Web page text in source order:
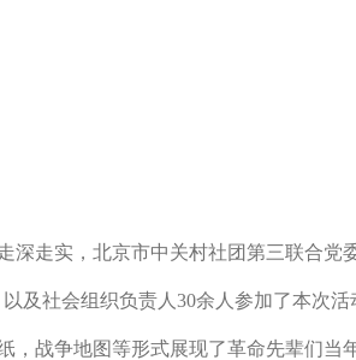
深走实，北京市中关村社团第三联合党
及社会组织负责人 30余人 参加了本次活
，战争地图等形式展现了革命先辈们当